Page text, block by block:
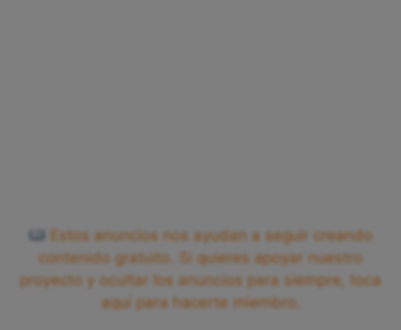
Estos anuncios nos ayudan a seguir creando
contenido gratuito. Si quieres apoyar nuestro
proyecto y ocultar los anuncios para siempre, toca
aquí para hacerte miembro.